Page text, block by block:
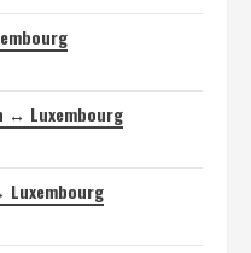
↔ Luxembourg
Luxembourg